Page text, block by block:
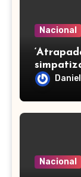
Nacional
simpatizantes con
el Izta-
Nacional